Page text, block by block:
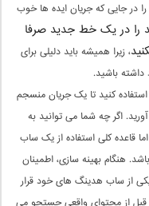
را در جایی که جریان ایده ها خوب
در یک خط جدید صرفا
، زیرا همیشه باید دلیلی برای
داشته باشید.
کنید تا یک جریان منسجم
اگر چه شما می توانید به
قاعده کلی استفاده از یک ساب
در محتوا می باشد. هنگام بهینه سازی، اطمینان
از ساب هدینگ های خود قرار